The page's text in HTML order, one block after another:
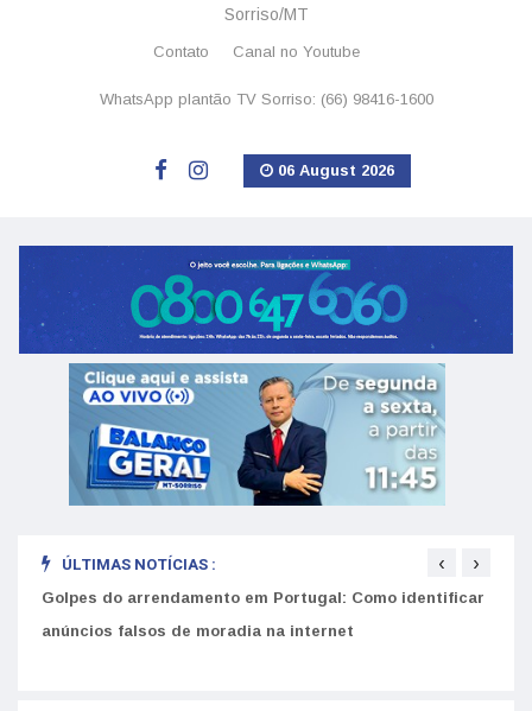
Sorriso/MT
Contato Canal no Youtube
WhatsApp plantão TV Sorriso: (66) 98416-1600
06 August 2026
ÚLTIMAS NOTÍCIAS :
Golpes do arrendamento em Portugal: Como identificar
anúncios falsos de moradia na internet
‹ ›